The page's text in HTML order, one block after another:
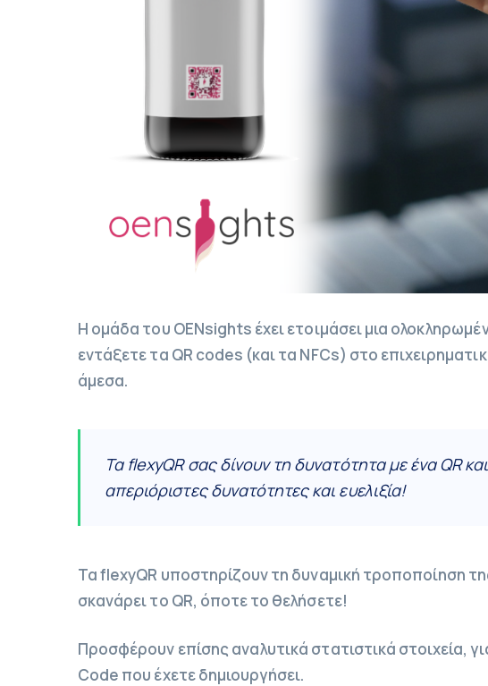
Η ομάδα του OENsights έχει ετοιμάσει μια
εντάξετε τα QR codes (και τα NFCs) στο
άμεσα.
Τα flexyQR σας δίνουν τη δυνατότητα με ένα QR
απεριόριστες δυνατότητες και ευελιξία!
Τα flexyQR υποστηρίζουν τη δυναμική τροποποίηση
σκανάρει το QR, όποτε το θελήσετε!
Προσφέρουν επίσης αναλυτικά στατιστικά στοιχεία,
Code που έχετε δημιουργήσει.